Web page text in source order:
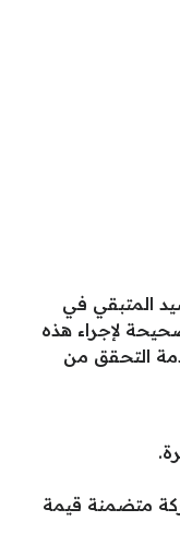
المتبقي في
لإجراء هذه
التحقق من
متضمنة قيمة